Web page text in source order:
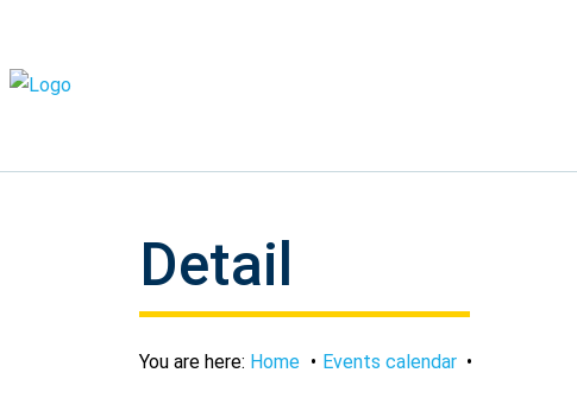
Detail
You are here: Home Events calendar